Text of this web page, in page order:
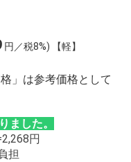
円／税8%) 【軽】
」は参考価格として
ました。
円
担